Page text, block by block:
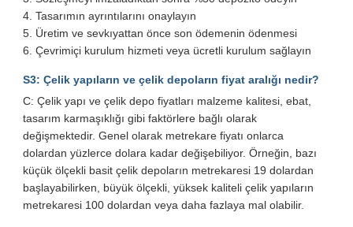
4. Tasarımın ayrıntılarını onaylayın
5. Üretim ve sevkıyattan önce son ödemenin ödenmesi
6. Çevrimiçi kurulum hizmeti veya ücretli kurulum sağlayın
S3: Çelik yapıların ve çelik depoların fiyat aralığı nedir?
C: Çelik yapı ve çelik depo fiyatları malzeme kalitesi, ebat,
tasarım karmaşıklığı gibi faktörlere bağlı olarak
değişmektedir. Genel olarak metrekare fiyatı onlarca
dolardan yüzlerce dolara kadar değişebiliyor. Örneğin, bazı
küçük ölçekli basit çelik depoların metrekaresi 19 dolardan
başlayabilirken, büyük ölçekli, yüksek kaliteli çelik yapıların
metrekaresi 100 dolardan veya daha fazlaya mal olabilir.